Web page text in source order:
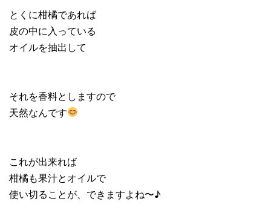
とくに柑橘であれば
皮の中に入っている
オイルを抽出して
それを香料としますので
天然なんです
これが出来れば
柑橘も果汁とオイルで
使い切ることが、できますよね〜♪